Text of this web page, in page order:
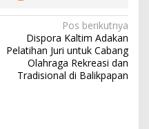
Pos berikutnya
Dispora Kaltim Adakan
Pelatihan Juri untuk Cabang
Olahraga Rekreasi dan
Tradisional di Balikpapan